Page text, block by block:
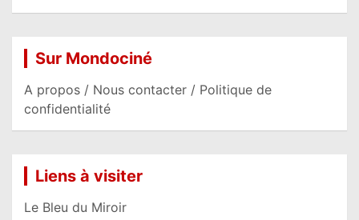
Sur Mondociné
A propos / Nous contacter / Politique de
confidentialité
Liens à visiter
Le Bleu du Miroir